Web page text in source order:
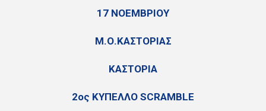
17 ΝΟΕΜΒΡΙΟΥ
Μ.Ο.ΚΑΣΤΟΡΙΑΣ
ΚΑΣΤΟΡΙΑ
2ος ΚΥΠΕΛΛΟ SCRAMBLE